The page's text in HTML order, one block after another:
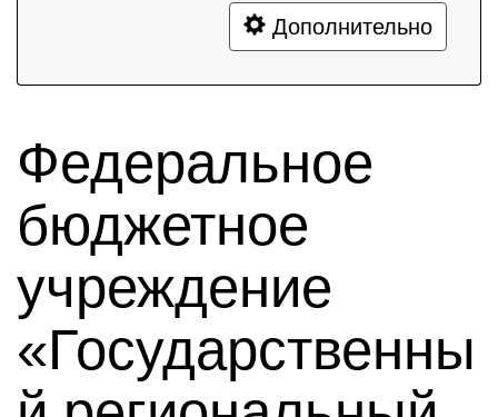
Дополнительно
Федеральное
бюджетное
учреждение
«Государственны